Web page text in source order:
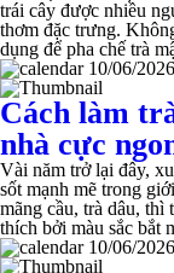
trái cây được nhiều
thơm đặc trưng.
dụng để pha chế trà
10/06/2026
Cách làm
nhà cực
Vài năm trở lại đây,
sốt mạnh mẽ trong
mãng cầu, trà dâu, thì
thích bởi màu sắc
10/06/2026